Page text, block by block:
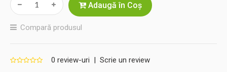
Adaugă în Coş
Compară produsul
0 review-uri | Scrie un review